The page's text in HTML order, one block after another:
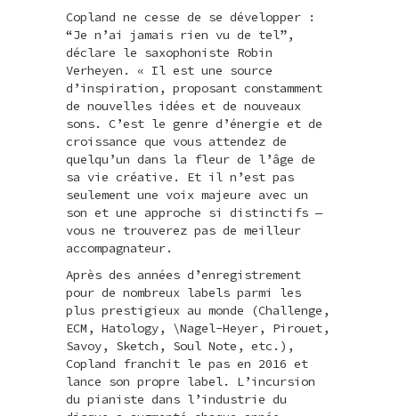
Copland ne cesse de se développer :
“Je n’ai jamais rien vu de tel”,
déclare le saxophoniste Robin
Verheyen. « Il est une source
d’inspiration, proposant constamment
de nouvelles idées et de nouveaux
sons. C’est le genre d’énergie et de
croissance que vous attendez de
quelqu’un dans la fleur de l’âge de
sa vie créative. Et il n’est pas
seulement une voix majeure avec un
son et une approche si distinctifs —
vous ne trouverez pas de meilleur
accompagnateur.
Après des années d’enregistrement
pour de nombreux labels parmi les
plus prestigieux au monde (Challenge,
ECM, Hatology, \Nagel-Heyer, Pirouet,
Savoy, Sketch, Soul Note, etc.),
Copland franchit le pas en 2016 et
lance son propre label. L’incursion
du pianiste dans l’industrie du